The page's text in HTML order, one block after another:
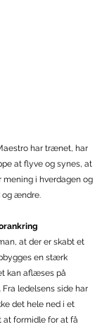
har trænet, har
at flyve og synes, at
i hverdagen og
og ændre.
at der er skabt et
en stærk
kan aflæses på
ledelsens side har
det hele ned i et
at formidle for at få